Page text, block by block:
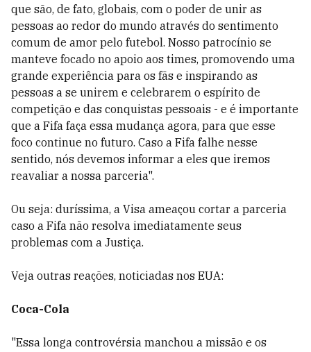
que são, de fato, globais, com o poder de unir as
pessoas ao redor do mundo através do sentimento
comum de amor pelo futebol. Nosso patrocínio se
manteve focado no apoio aos times, promovendo uma
grande experiência para os fãs e inspirando as
pessoas a se unirem e celebrarem o espírito de
competição e das conquistas pessoais - e é importante
que a Fifa faça essa mudança agora, para que esse
foco continue no futuro. Caso a Fifa falhe nesse
sentido, nós devemos informar a eles que iremos
reavaliar a nossa parceria".
Ou seja: duríssima, a Visa ameaçou cortar a parceria
caso a Fifa não resolva imediatamente seus
problemas com a Justiça.
Veja outras reações, noticiadas nos EUA:
Coca-Cola
"Essa longa controvérsia manchou a missão e os